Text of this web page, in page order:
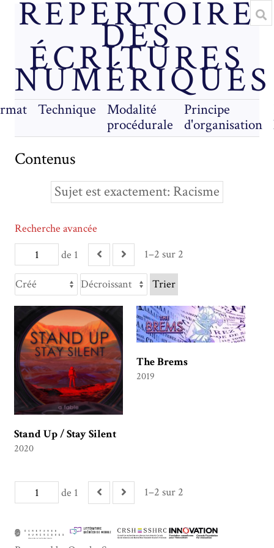
RÉPERTOIRE
DES
ÉCRITURES
NUMÉRIQUES
Technique
Modalité
procédurale
Principe
d'organisation
Contenus
Sujet est exactement Racisme
de 1 1–2 sur 2
Recherche avancée
Trier
Stand Up / Stay Silent
2020
The Brems
2019
de 1 1–2 sur 2